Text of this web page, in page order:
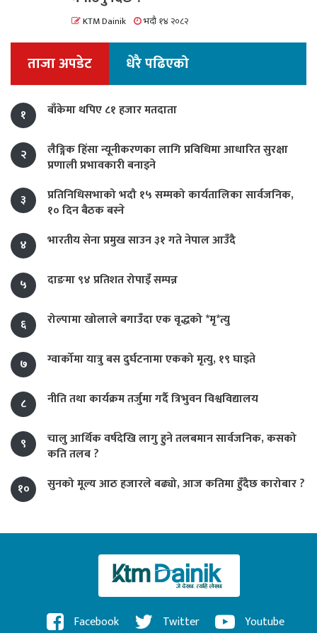
KTM Dainik भदौ १४ २०८२
ताजा अपडेट धेरै पढिएको
१ बाँकेमा थपिए ८१ हजार मतदाता
२
लैङ्गिक हिंसा न्यूनीकरणका लागि प्रविधिमा आधारित सुरक्षा
प्रणाली प्रभावकारी बनाइने
३
प्रतिनिधिसभाको भदौ १५ सम्मको कार्यतालिका सार्वजनिक,
१० दिन बैठक बस्ने
४
भारतीय सेना प्रमुख साउन ३१ गते नेपाल आउँदै
५ दाङमा ९४ प्रतिशत रोपाइँ सम्पन्न
६ रोल्पामा खोलाले बगाउँदा एक वृद्धको *मृ*त्यु
७ ग्वार्कोमा यात्रु बस दुर्घटनामा एकको मृत्यु, १९ घाइते
८ नीति तथा कार्यक्रम तर्जुमा गर्दै त्रिभुवन विश्वविद्यालय
९
चालु आर्थिक वर्षदेखि लागु हुने तलबमान सार्वजनिक, कसको
कति तलब ?
१०
सुनको मूल्य आठ हजारले बढ्यो, आज कतिमा हुँदैछ कारोबार ?
Facebook Twitter Youtube